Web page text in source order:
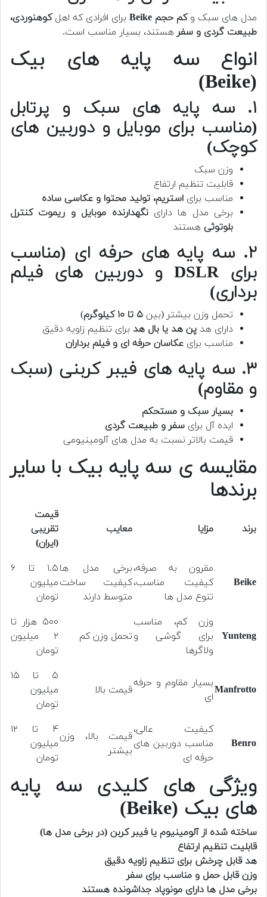
مدل های سبک وکم حجم Beike برای افرادی که اهلکوهنوردی،
طبیعت گردی و سفر هستند، بسیار مناسب است.
انواع سه پایه های بیک
(Beike)
۱. سه پایه های سبک و پرتابل
(مناسب برای موبایل و دوربین های
کوچک)
وزن سبک
قابلیت تنظیم ارتفاع
مناسب برای استریم، تولید محتوا و عکاسی ساده
برخی مدل ها داراینگهدارنده موبایل و ریموت کنترل
بلوتوثی هستند
۲. سه پایه های حرفه ای (مناسب
برای DSLR و دوربین های فیلم
برداری)
تحمل وزن بیشتر (بین ۵ تا ۱۰ کیلوگرم
)
دارای هد پن هد یا بال هد برای تنظیم زاویه دقیق
مناسب برای عکاسان حرفه ای و فیلم برداران
۳. سه پایه های فیبر کربنی (سبک
و مقاوم)
بسیار سبک و مستحکم
ایده آل برای سفر و طبیعت گردی
قیمت بالاتر نسبت به مدل های آلومینیومی
مقایسه ی سه پایه بیک با سایر
برندها
برند مزایا معایب
قیمت
تقریبی
(ایران)
Beike
مقرون به صرفه،
کیفیت مناسب،
تنوع مدل ها
برخی مدل ها
کیفیت ساخت
متوسط دارند
۱.۵ تا ۶
میلیون
تومان
Yunteng
وزن کم، مناسب
برای گوشی و
ولاگرها
تحمل وزن کم
۵۰۰ هزار تا
۲ میلیون
تومان
Manfrotto
بسیار مقاوم و حرفه
ای
قیمت بالا
۵ تا ۱۵
میلیون
تومان
Benro
کیفیت عالی،
مناسب دوربین های
حرفه ای
قیمت بالا، وزن
بیشتر
۴ تا ۱۲
میلیون
تومان
ویژگی های کلیدی سه پایه
های بیک (Beike)
ساخته شده از آلومینیوم یا فیبر کربن (در برخی مدل ها)
قابلیت تنظیم ارتفاع
هد قابل چرخش برای تنظیم زاویه دقیق
وزن قابل حمل و مناسب برای سفر
برخی مدل ها دارای مونوپاد جداشونده هستند